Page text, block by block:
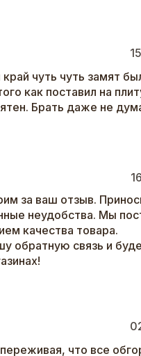
чуть чуть замят
как поставил на
Брать даже не
за ваш отзыв.
неудобства. Мы
качества товара.
обратную связь и
что все